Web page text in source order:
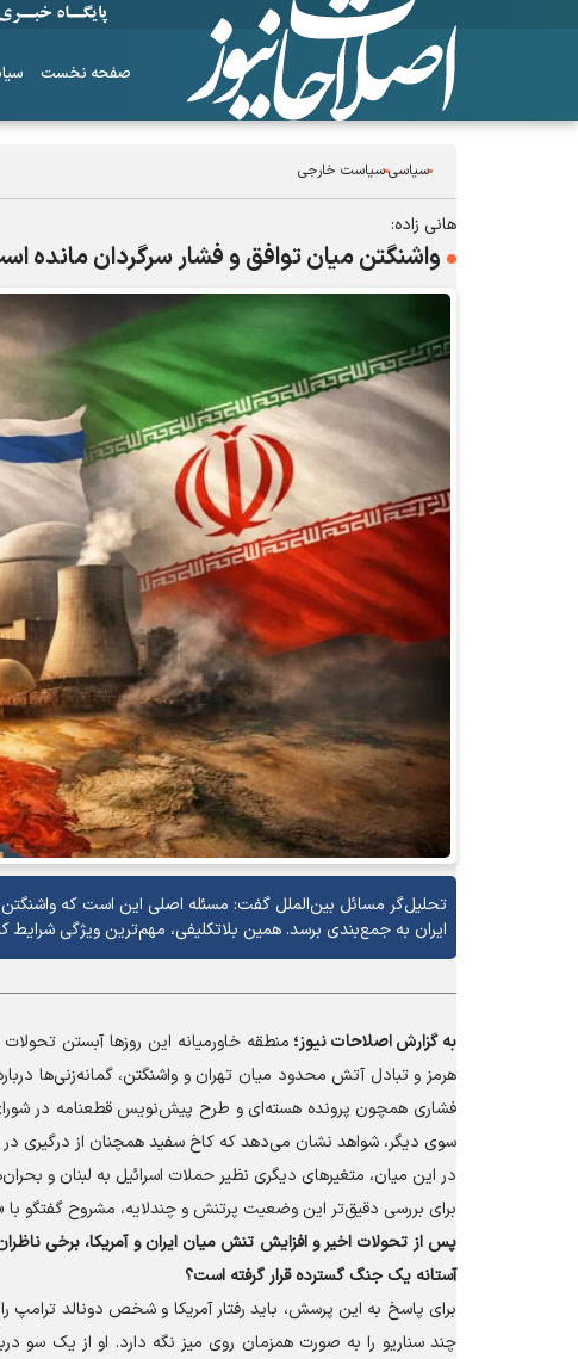
صفحه نخست
سیاسیسیاست خارجی
هانی زاده:
واشنگتن میان توافق و فشار سرگردان مانده
تحلیل‌گر مسائل بین‌الملل گفت: مسئله اصلی این است که واشنگتن
ایران به جمع‌بندی برسد. همین بلاتکلیفی، مهم‌ترین ویژگی شرایط
به گزارشاصلاحات نیوز؛ منطقه خاورمیانه این روز‌ها آبستن
هرمز و تبادل آتش محدود میان تهران و واشنگتن، گمانه‌زنی‌ها
فشاری همچون پرونده هسته‌ای و طرح پیش‌نویس قطعنامه در شورای
سوی دیگر، شواهد نشان می‌دهد که کاخ سفید همچنان از درگیری
در این میان، متغیر‌های دیگری نظیر حملات اسرائیل به لبنان و
برای بررسی دقیق‌تر این وضعیت پرتنش و چندلایه، مشروح گفتگو با
پس از تحولات اخیر و افزایش تنش میان ایران و آمریکا، برخی
آستانه یک جنگ گسترده قرار گرفته است؟
برای پاسخ به این پرسش، باید رفتار آمریکا و شخص دونالد
چند سناریو را به صورت همزمان روی میز نگه دارد. او از یک سو
ساز‌های همیشه ناکوک! ۶+۱